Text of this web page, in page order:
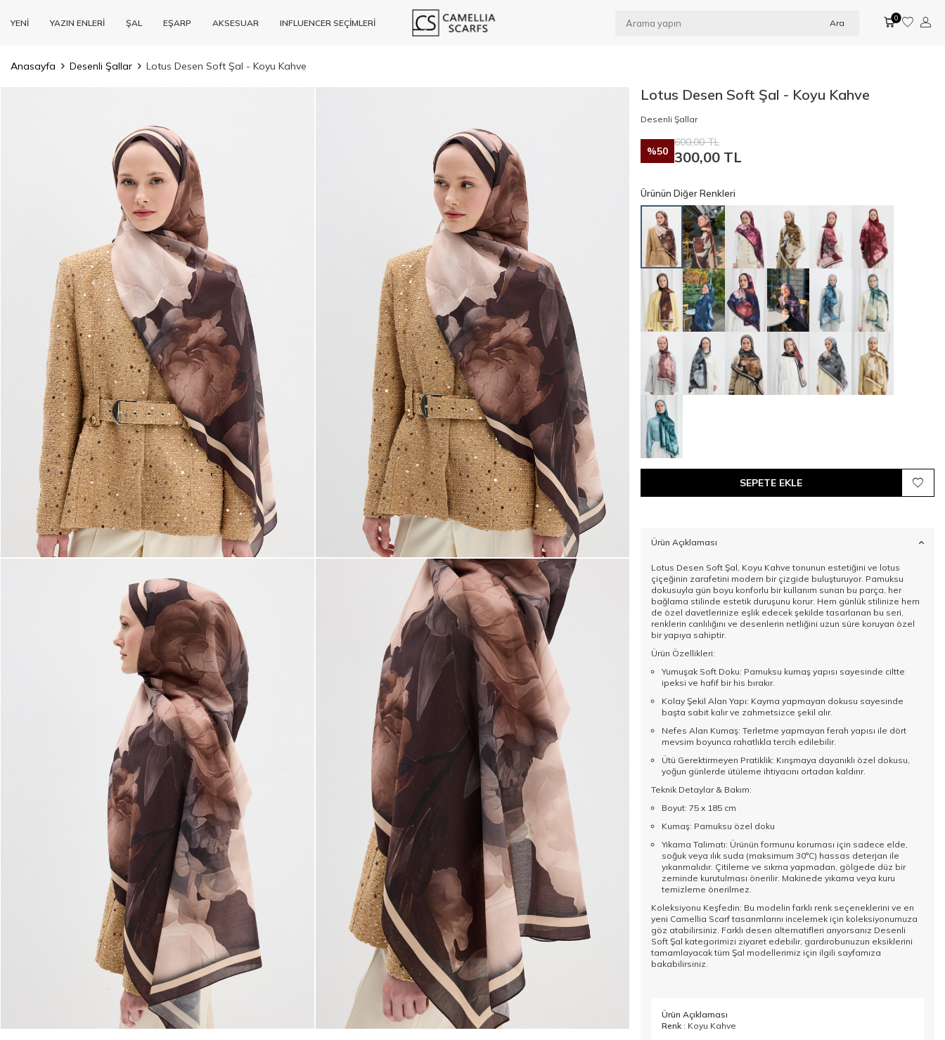
YENİ YAZIN ENLERİ ŞAL EŞARP AKSESUAR INFLUENCER SEÇİMLERİ Ara 0
Anasayfa Desenli Şallar Lotus Desen Soft Şal - Koyu Kahve
Lotus Desen Soft Şal - Koyu Kahve
Desenli Şallar
%50
600,00TL
300,00 TL
Ürünün Diğer Renkleri
SEPETE EKLE
Ürün Açıklaması
Lotus Desen Soft Şal, Koyu Kahve tonunun estetiğini ve lotus
çiçeğinin zarafetini modern bir çizgide buluşturuyor. Pamuksu
dokusuyla gün boyu konforlu bir kullanım sunan bu parça, her
bağlama stilinde estetik duruşunu korur. Hem günlük stilinize hem
de özel davetlerinize eşlik edecek şekilde tasarlanan bu seri,
renklerin canlılığını ve desenlerin netliğini uzun süre koruyan özel
bir yapıya sahiptir.
Ürün Özellikleri:
Yumuşak Soft Doku: Pamuksu kumaş yapısı sayesinde ciltte
ipeksi ve hafif bir his bırakır.
Kolay Şekil Alan Yapı: Kayma yapmayan dokusu sayesinde
başta sabit kalır ve zahmetsizce şekil alır.
Nefes Alan Kumaş: Terletme yapmayan ferah yapısı ile dört
mevsim boyunca rahatlıkla tercih edilebilir.
Ütü Gerektirmeyen Pratiklik: Kırışmaya dayanıklı özel dokusu,
yoğun günlerde ütüleme ihtiyacını ortadan kaldırır.
Teknik Detaylar & Bakım:
Boyut: 75 x 185 cm
Kumaş: Pamuksu özel doku
Yıkama Talimatı: Ürünün formunu koruması için sadece elde,
soğuk veya ılık suda (maksimum 30°C) hassas deterjan ile
yıkanmalıdır. Çitileme ve sıkma yapmadan, gölgede düz bir
zeminde kurutulması önerilir. Makinede yıkama veya kuru
temizleme önerilmez.
Koleksiyonu Keşfedin: Bu modelin farklı renk seçeneklerini ve en
yeni Camellia Scarftasarımlarını incelemek için koleksiyonumuza
göz atabilirsiniz. Farklı desen alternatifleri arıyorsanız Desenli
Soft Şal kategorimizi ziyaret edebilir, gardırobunuzun eksiklerini
tamamlayacak tüm Şal modellerimiz için ilgili sayfamıza
bakabilirsiniz.
Ürün Açıklaması
Renk : Koyu Kahve